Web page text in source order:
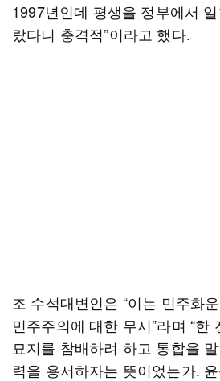
1997년인데 평생을 정부에서
랐다니 충격적”이라고 했다.
조 수석대변인은 “이는 민주화
민주주의에 대한 무시”라며 “한
묘지를 참배하려 하고 통합을
력을 용서하자는 뜻이었는가.